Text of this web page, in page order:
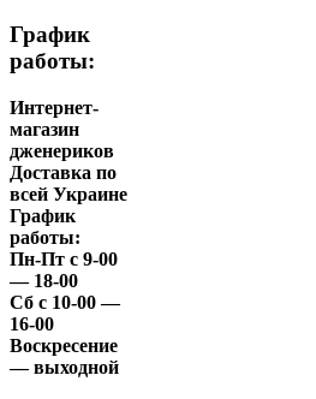
График
работы:
Интернет-
магазин
дженериков
Доставка по
всей Украине
График
работы:
Пн-Пт с 9-00
— 18-00
Сб с 10-00 —
16-00
Воскресение
— выходной